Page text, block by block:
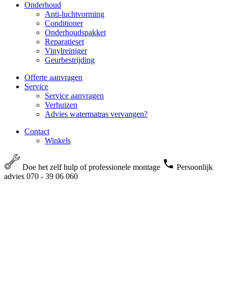
Onderhoud
Anti-luchtvorming
Conditioner
Onderhoudspakket
Reparatieset
Vinylreiniger
Geurbestrijding
Offerte aanvragen
Service
Service aanvragen
Verhuizen
Advies watermatras vervangen?
Contact
Winkels
Doe het zelf hulp of professionele montage
Persoonlijk
advies 070 - 39 06 060